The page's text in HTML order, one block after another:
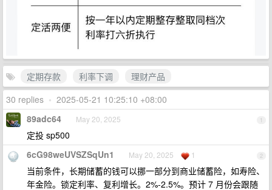
定期存款 利率下调
理财产品
30 replies • 2025-05-21 10:25:10 +08:00
1
89adc64 May 20, 2025
定投 sp500
2
6cG98weUVSZSqUn1 May 20, 2025 1
当前条件，长期储蓄的钱可以挪一部分到商业储蓄险，如寿险、
年金险。锁定利率、复利增长。2%-2.5%。预计 7 月份会跟随